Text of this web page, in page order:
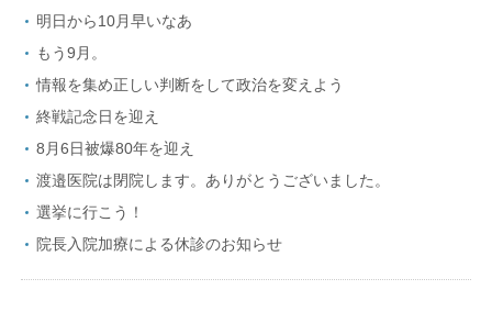
明日から10月早いなあ
もう9月。
情報を集め正しい判断をして政治を変えよう
終戦記念日を迎え
8月6日被爆80年を迎え
渡邉医院は閉院します。ありがとうございました。
選挙に行こう！
院長入院加療による休診のお知らせ